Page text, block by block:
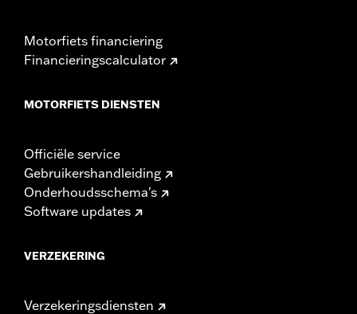
Motorfiets financiering
Financieringscalculator
MOTORFIETS DIENSTEN
Officiële service
Gebruikershandleiding
Onderhoudsschema's
Software updates
VERZEKERING
Verzekeringsdiensten